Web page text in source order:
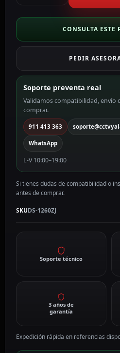
conexiones
cámaras
bullet
blanco
DS-
1260ZJ
cantidad
CONSULTA ESTE
PEDIR
Soporte preventa real
Validamos compatibilidad, envío
comprar.
911 413 363
WhatsApp
L-V 10:00–19:00
Si tienes dudas de compatibilidad o
antes de comprar.
SKUDS-1260ZJ
Soporte técnico
3 años de
garantía
Expedición rápida en referencias